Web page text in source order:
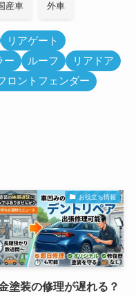
産車 外車
リアゲート
ー ルーフ
リアドア
ロントフェンダー
お役立ち情報
塗装の修理が遅れる？